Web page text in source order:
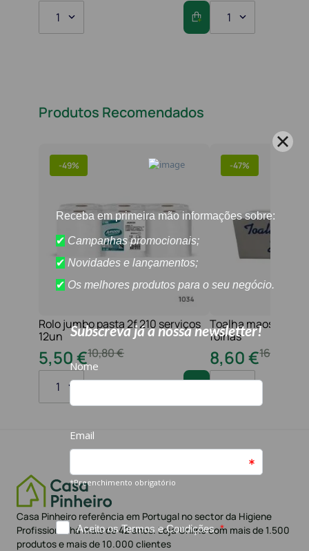
1 1
Produtos Recomendados
-49%
Rolo jumbo pasta 2f 210 serviços
12un
10,80€
5,50€
1
-47%
Toalha maos 2f
folhas
16
8,60€
Casa Pinheiro referência em Portugal no sector da Higiene
Profissional há mais de 42 anos. Loja Online com mais de 1.500
produtos e mais de 10.000 clientes